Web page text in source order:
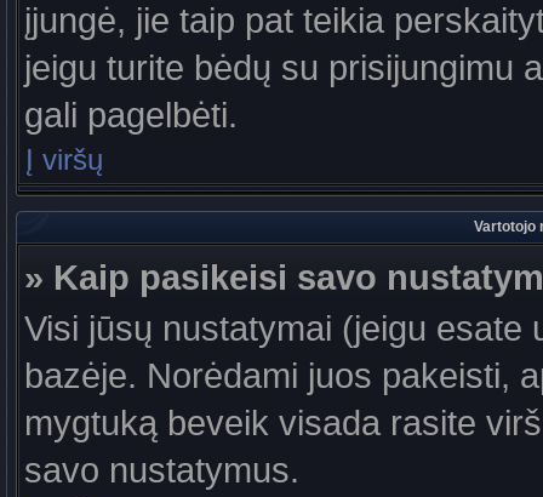
įjungė, jie taip pat teikia
jeigu turite bėdų su prisijungimu
gali pagelbėti.
Į viršų
Vartotojo
» Kaip pasikeisi savo
Visi jūsų nustatymai (jeigu
bazėje. Norėdami juos pakeisti,
mygtuką beveik visada rasite
savo nustatymus.